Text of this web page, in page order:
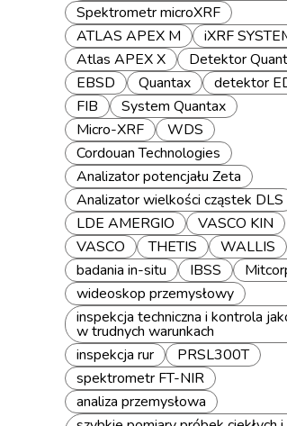
Spektrometr microXRF
ATLAS APEX M
iXRF
Atlas APEX X
Detektor
EBSD
Quantax
detektor
FIB
System Quantax
Micro-XRF
WDS
Cordouan Technologies
Analizator potencjału Zeta
Analizator wielkości cząstek DLS
LDE AMERGIO
VASCO KIN
VASCO
THETIS
WALLIS
badania in-situ
IBSS
wideoskop przemysłowy
inspekcja techniczna i kontrola
w trudnych warunkach
inspekcja rur
PRSL300T
spektrometr FT-NIR
analiza przemysłowa